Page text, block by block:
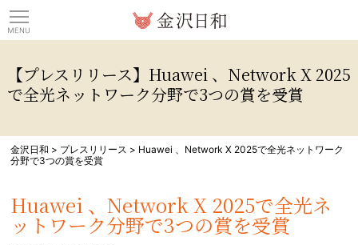
【プレスリリース】Huawei 、Network X 2025
で全光ネットワーク分野で3つの賞を受賞
金沢日和 > プレスリリース > Huawei 、Network X 2025で全光ネットワーク
分野で3つの賞を受賞
Huawei 、Network X 2025で全光ネ
ットワーク分野で3つの賞を受賞